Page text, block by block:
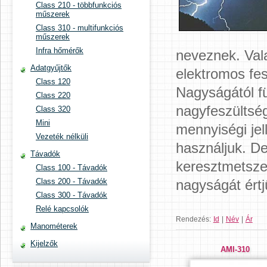
Class 210 - többfunkciós
műszerek
Class 310 - multifunkciós
műszerek
Infra hőmérők
Adatgyűjtők
Class 120
Class 220
Class 320
Mini
Vezeték nélküli
Távadók
Class 100 - Távadók
Class 200 - Távadók
Class 300 - Távadók
Relé kapcsolók
Manométerek
Kijelzők
neveznek.
elektromos
Nagyságától
mennyiségi
használjuk.
nagyságát
Rendezés: Id Név Ár
AMI-310